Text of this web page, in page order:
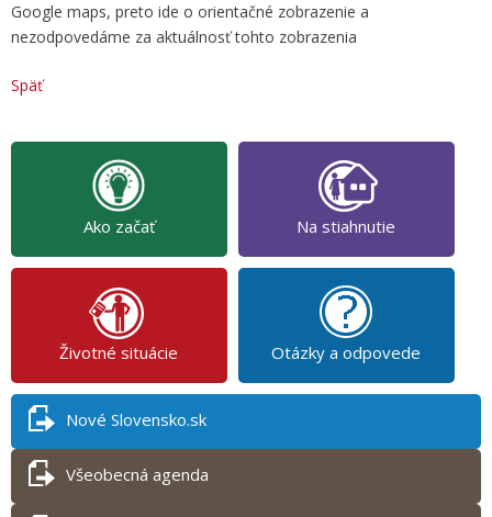
Google maps, preto ide o orientačné zobrazenie a
nezodpovedáme za aktuálnosť tohto zobrazenia
Späť
Ako začať Na stiahnutie
Životné situácie Otázky a odpovede
Nové Slovensko.sk
Všeobecná agenda